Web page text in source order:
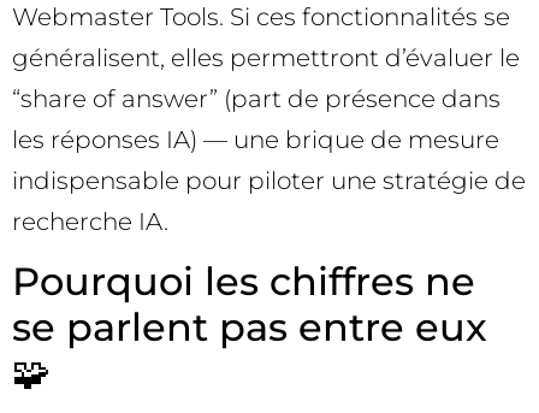
Webmaster Tools. Si ces fonctionnalités se
généralisent, elles permettront d’évaluer le
“share of answer” (part de présence dans
les réponses IA) — une brique de mesure
indispensable pour piloter une stratégie de
recherche IA.
Pourquoi les chiffres ne
se parlent pas entre eux
🧩